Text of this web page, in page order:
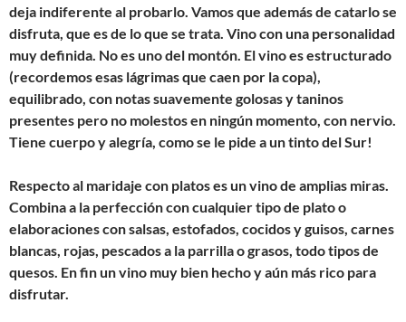
deja indiferente al probarlo. Vamos que además de catarlo se
disfruta, que es de lo que se trata. Vino con una personalidad
muy definida. No es uno del montón. El vino es estructurado
(recordemos esas lágrimas que caen por la copa),
equilibrado, con notas suavemente golosas y taninos
presentes pero no molestos en ningún momento, con nervio.
Tiene cuerpo y alegría, como se le pide a un tinto del Sur!
Respecto al maridaje con platos es un vino de amplias miras.
Combina a la perfección con cualquier tipo de plato o
elaboraciones con salsas, estofados, cocidos y guisos, carnes
blancas, rojas, pescados a la parrilla o grasos, todo tipos de
quesos. En fin un vino muy bien hecho y aún más rico para
disfrutar.